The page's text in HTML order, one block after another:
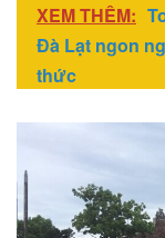
XEM THÊM:
Đà Lạt ngon
thức